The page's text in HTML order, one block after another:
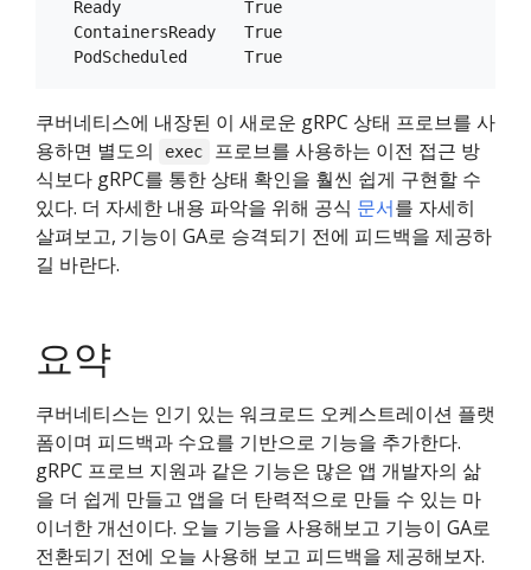
  Ready             True
  ContainersReady   True
쿠버네티스에 내장된 이 새로운 gRPC 상태 프로브를 사
용하면 별도의
exec
프로브를 사용하는 이전 접근 방
식보다 gRPC를 통한 상태 확인을 훨씬 쉽게 구현할 수
있다. 더 자세한 내용 파악을 위해 공식 문서를 자세히
살펴보고, 기능이 GA로 승격되기 전에 피드백을 제공하
길 바란다.
요약
쿠버네티스는 인기 있는 워크로드 오케스트레이션 플랫
폼이며 피드백과 수요를 기반으로 기능을 추가한다.
gRPC 프로브 지원과 같은 기능은 많은 앱 개발자의 삶
을 더 쉽게 만들고 앱을 더 탄력적으로 만들 수 있는 마
이너한 개선이다. 오늘 기능을 사용해보고 기능이 GA로
전환되기 전에 오늘 사용해 보고 피드백을 제공해보자.